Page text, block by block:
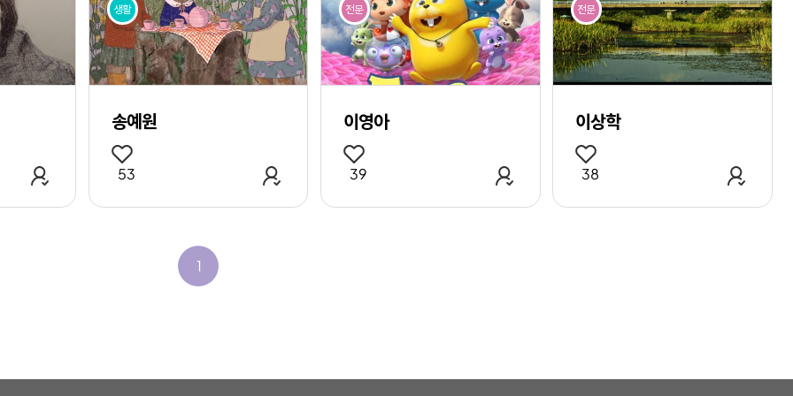
관심 작가 추가
생활
송예원
53 관심 작가 추가
전문
이영아
39 관심 작가 추가
전문
이상학
38
1